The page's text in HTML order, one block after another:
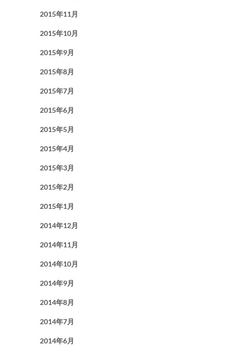
2015年11月
2015年10月
2015年9月
2015年8月
2015年7月
2015年6月
2015年5月
2015年4月
2015年3月
2015年2月
2015年1月
2014年12月
2014年11月
2014年10月
2014年9月
2014年8月
2014年7月
2014年6月